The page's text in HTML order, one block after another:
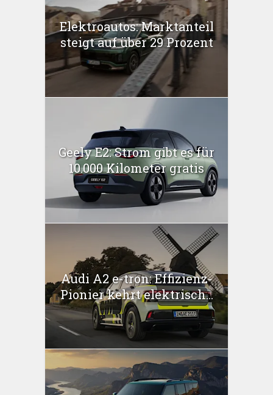
Elektroautos: Marktanteil
steigt auf über 29 Prozent
Geely E2: Strom gibt es für
10.000 Kilometer gratis
Audi A2 e-tron: Effizienz-
Pionier kehrt elektrisch...